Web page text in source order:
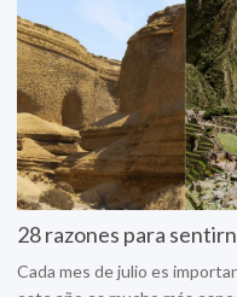
28 razones para
Cada mes de julio es